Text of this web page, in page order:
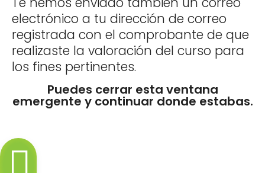
electrónico a tu dirección de correo
registrada con el comprobante de que
realizaste la valoración del curso para
los fines pertinentes.
Puedes cerrar esta ventana
emergente y continuar donde estabas.